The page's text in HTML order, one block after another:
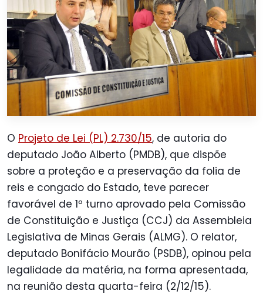
O Projeto de Lei (PL) 2.730/15, de autoria do
deputado João Alberto (PMDB), que dispõe
sobre a proteção e a preservação da folia de
reis e congado do Estado, teve parecer
favorável de 1º turno aprovado pela Comissão
de Constituição e Justiça (CCJ) da Assembleia
Legislativa de Minas Gerais (ALMG). O relator,
deputado Bonifácio Mourão (PSDB), opinou pela
legalidade da matéria, na forma apresentada,
na reunião desta quarta-feira (2/12/15).